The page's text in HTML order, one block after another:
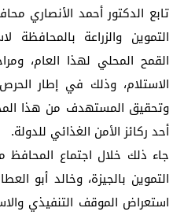
تابع الدكتور أحمد الأنصاري
التموين والزراعة
القمح المحلي لهذا العام،
الاستلام، وذلك في إطار
وتحقيق المستهدف من هذا
أحد ركائز الأمن الغذائي للدولة.
جاء ذلك خلال اجتماع
التموين بالجيزة، وخالد أبو
استعراض الموقف التنفيذي